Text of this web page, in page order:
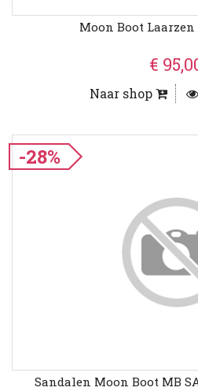
Moon Boot
€
Naar shop
-28%
Sandalen Moon Boot MB